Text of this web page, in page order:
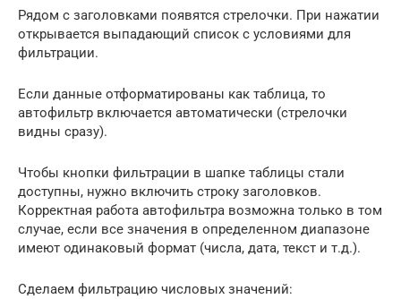
Рядом с заголовками появятся стрелочки. При нажатии
открывается выпадающий список с условиями для
фильтрации.
Если данные отформатированы как таблица, то
автофильтр включается автоматически (стрелочки
видны сразу).
Чтобы кнопки фильтрации в шапке таблицы стали
доступны, нужно включить строку заголовков.
Корректная работа автофильтра возможна только в том
случае, если все значения в определенном диапазоне
имеют одинаковый формат (числа, дата, текст и т.д.).
Сделаем фильтрацию числовых значений: